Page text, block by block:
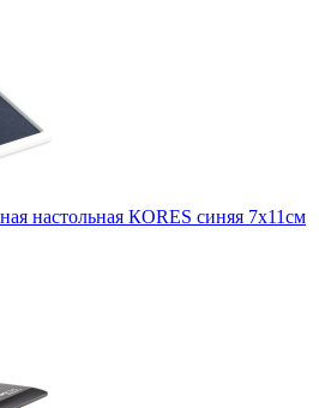
настольная КORES синяя 7х11см